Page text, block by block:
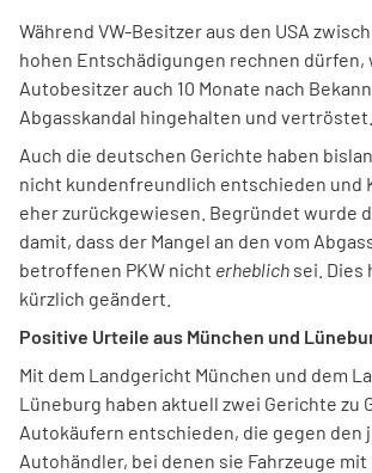
Während VW-Besitzer aus den USA
hohen Entschädigungen rechnen
Autobesitzer auch 10 Monate nach
Abgasskandal hingehalten und vertröstet.
Auch die deutschen Gerichte haben
nicht kundenfreundlich entschieden und
eher zurückgewiesen. Begründet wurde
damit, dass der Mangel an den vom
betroffenen PKW nicht erheblich sei. Dies
kürzlich geändert.
Positive Urteile aus München und
Mit dem Landgericht München und dem
Lüneburg haben aktuell zwei Gerichte zu
Autokäufern entschieden, die gegen den
Autohändler, bei denen sie Fahrzeuge